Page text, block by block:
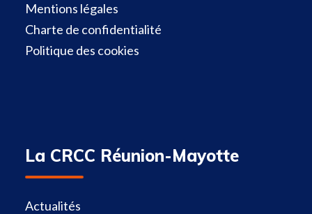
Mentions légales
Charte de confidentialité
Politique des cookies
La CRCC Réunion-Mayotte
Actualités